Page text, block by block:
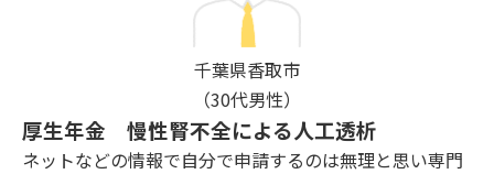
千葉県香取市
（30代男性）
厚生年金 慢性腎不全による人工透析
ネットなどの情報で自分で申請するのは無理と思い専門